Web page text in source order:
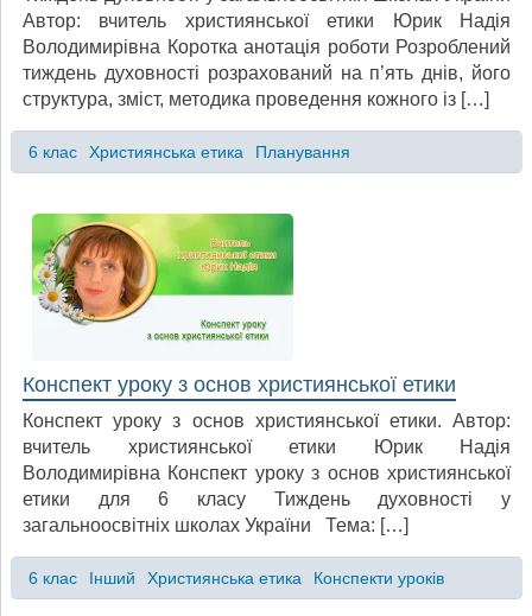
Автор: вчитель християнської етики Юрик Надія
Володимирівна Коротка анотація роботи Розроблений
тиждень духовності розрахований на п’ять днів, його
структура, зміст, методика проведення кожного із […]
6 клас Християнська етика Планування
Конспект уроку з основ християнської етики
Конспект уроку з основ християнської етики. Автор:
вчитель християнської етики Юрик Надія
Володимирівна Конспект уроку з основ християнської
етики для 6 класу Тиждень духовності у
загальноосвітніх школах України Тема: […]
6 клас Інший Християнська етика Конспекти уроків